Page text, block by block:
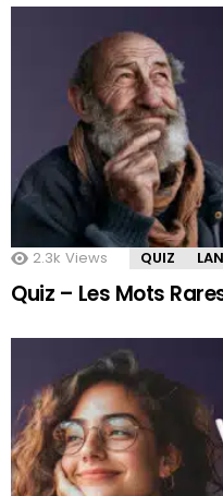
2.3k Views QUIZ
Quiz – Les Mots